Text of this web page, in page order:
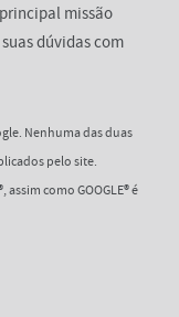
missão
dúvidas com
Nenhuma das duas
pelo site.
assim como GOOGLE® é